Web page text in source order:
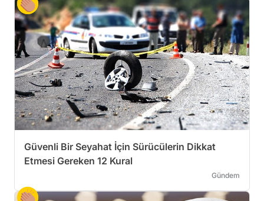
Güvenli Bir Seyahat İçin Sürücülerin Dikkat
Etmesi Gereken 12 Kural
Gündem